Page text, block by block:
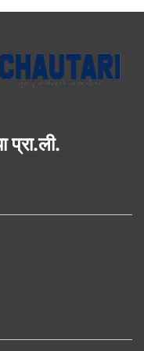
प्रा.ली.